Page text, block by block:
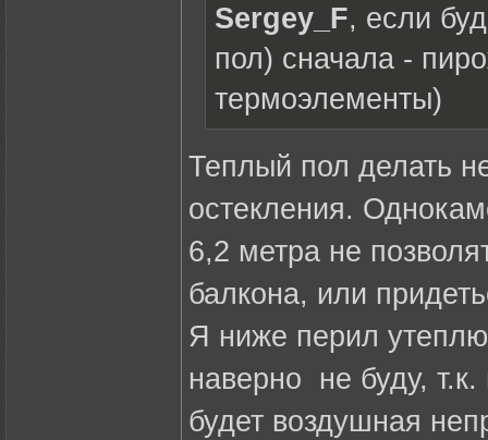
Sergey_F, если
пол) сначала -
термоэлементы)
Теплый пол делать
остекления.
6,2 метра не
балкона, или
Я ниже перил
наверно не буду,
будет воздушная